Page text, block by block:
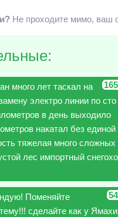
Не проходите мимо, ваш
много лет таскал на
электро линии по сто
в день выходило
накатал без единой
тяжелая много сложных
лес импортный
Поменяйте
сделайте как у Ямахи